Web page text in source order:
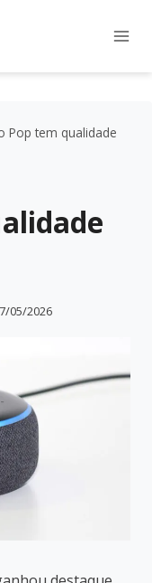
Pop tem qualidade
05/2026